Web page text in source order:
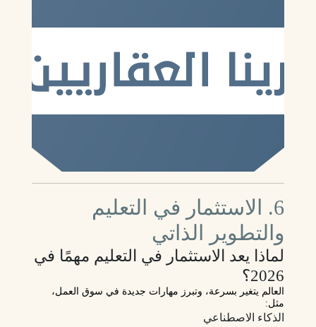
6. الاستثمار في التعليم
والتطوير الذاتي
لماذا يعد الاستثمار في التعليم مهمًا في
2026؟
العالم يتغير بسرعة، وتبرز مهارات جديدة في سوق العمل،
مثل:
الذكاء الاصطناعي